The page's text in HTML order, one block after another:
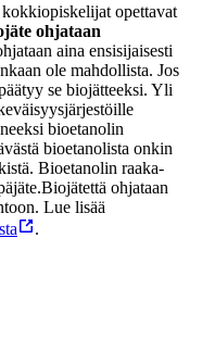
opettavat
ohjataan
aina ensisijaisesti
ole mahdollista. Jos
se biojätteeksi. Yli
bioetanolin
bioetanolista onkin
Bioetanolin raaka-
Biojätettä ohjataan
Lue lisää
.